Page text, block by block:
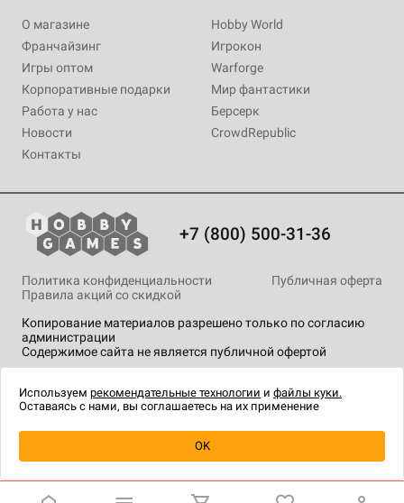
Уведомить о наличии
О магазине
Франчайзинг
Игры оптом
Корпоративные подарки
Работа у нас
Новости
Контакты
Hobby World
Игрокон
Warforge
Мир фантастики
Берсерк
CrowdRepublic
+7 (800) 500-31-36
Копирование материалов разрешено только по согласию
администрации
Содержимое сайта не является публичной офертой
Политика конфиденциальности
Публичная оферта
Правила акций со скидкой
технологии.
Используем рекомендательные технологии и файлы куки.
Оставаясь с нами, вы соглашаетесь на их применение
OK